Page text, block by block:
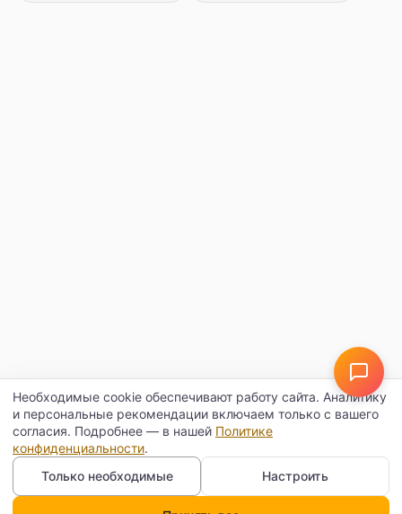
Необходимые cookie обеспечивают работу сайта. Аналитику
и персональные рекомендации включаем только с вашего
согласия. Подробнее — в нашей Политике
конфиденциальности.
Только необходимые
Настроить